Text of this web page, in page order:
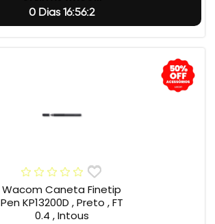
0 Dias 16:56:1
Wacom Caneta Finetip
Pen KP13200D , Preto , FT
0.4 , Intous